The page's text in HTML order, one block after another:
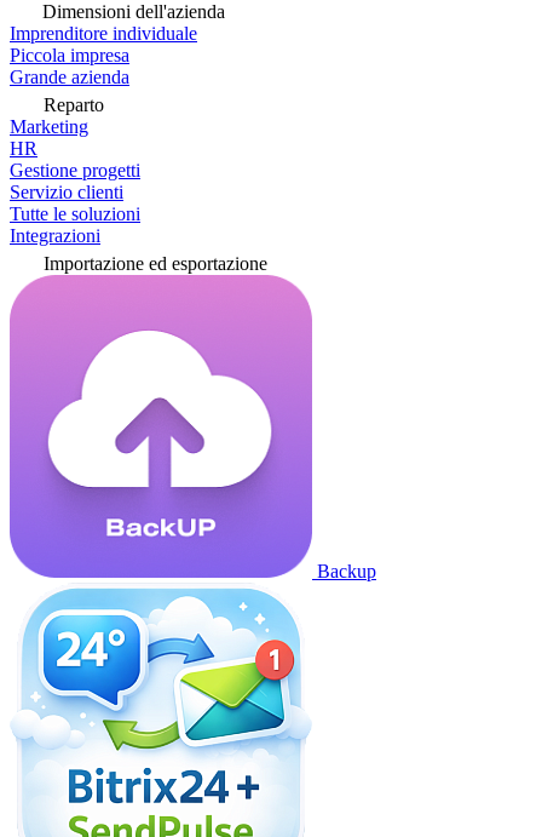
Dimensioni dell'azienda
Imprenditore individuale
Piccola impresa
Grande azienda
Reparto
Marketing
HR
Gestione progetti
Servizio clienti
Tutte le soluzioni
Integrazioni
Importazione ed esportazione
Backup